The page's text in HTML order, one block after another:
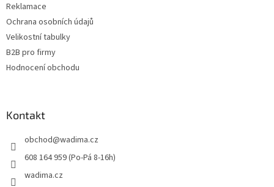
Reklamace
Ochrana osobních údajů
Velikostní tabulky
B2B pro firmy
Hodnocení obchodu
Kontakt
obchod@wadima.cz
608 164 959 (Po-Pá 8-16h)
wadima.cz